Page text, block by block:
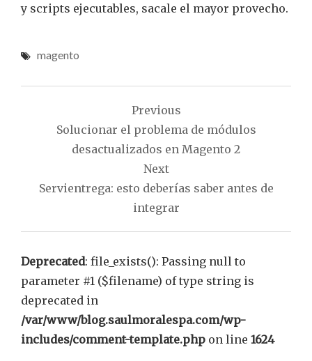
y scripts ejecutables, sacale el mayor provecho.
magento
Navegación
entradas
Previous
Solucionar el problema de módulos
desactualizados en Magento 2
Next
Servientrega: esto deberías saber antes de
integrar
Deprecated: file_exists(): Passing null to
parameter #1 ($filename) of type string is
deprecated in
/var/www/blog.saulmoralespa.com/wp-
includes/comment-template.php on line 1624